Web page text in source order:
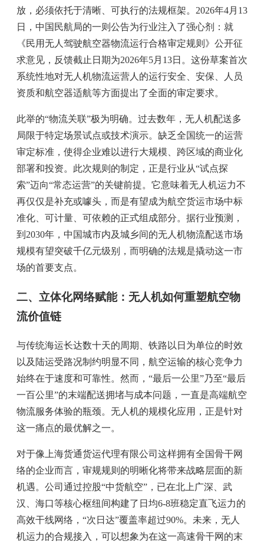
放，必须依托于清晰、可执行的法规框架。2026年4月13
日，中国民航局的一则公告为行业注入了强心剂：就
《民用无人驾驶航空器物流运行合格审定规则》公开征
求意见，反馈截止日期为2026年5月13日。这份草案首次
系统性地对无人机物流运营人的运行安全、安保、人员
资质和航空器适航等方面提出了全面的审定要求。
此举的“物流关联”极为明确。过去数年，无人机配送多
局限于特定场景试点或技术演示。缺乏全国统一的运营
审定标准，使得企业难以进行大规模、跨区域的商业化
部署和投资。此次规则的制定，正是行业从“试点探
索”迈向“常态运营”的关键前提。它意味着无人机运力不
再仅仅是补充或噱头，而是有望成为航空货运市场中标
准化、可计量、可依赖的正式组成部分。据行业预测，
到2030年，中国城市内及城乡间的无人机物流配送市场
规模有望突破千亿元级别，而明确的法规是撬动这一市
场的首要支点。
二、立体化网络赋能：无人机如何重塑航空物
流价值链
与传统海运长达数十天的周期、铁路以日为单位的时效
以及陆运受路况制约明显不同， 航空运输的核心竞争力
始终在于速度和可靠性。然而，“最后一公里”乃至“最后
一百公里”的末端配送拥堵与成本问题，一直是高端航空
物流服务体验的瓶颈。无人机的规模化应用，正是针对
这一痛点的最优解之一。
对于像上海货通货运代理有限公司这样拥有全国骨干网
络的企业而言，审规规则的明晰化将带来战略层面的新
机遇。公司通过控股“中货航空”，已在北上广深、武
汉、海口等核心枢纽间构建了日均6-8班稳定直飞运力的
高效干线网络，“次日达”覆盖率超过90%。未来，无人
机运力的合规接入，可以想象为在这一高速骨干网的末